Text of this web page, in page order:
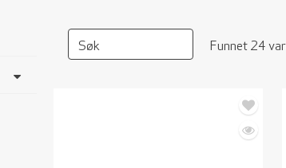
Funnet 24